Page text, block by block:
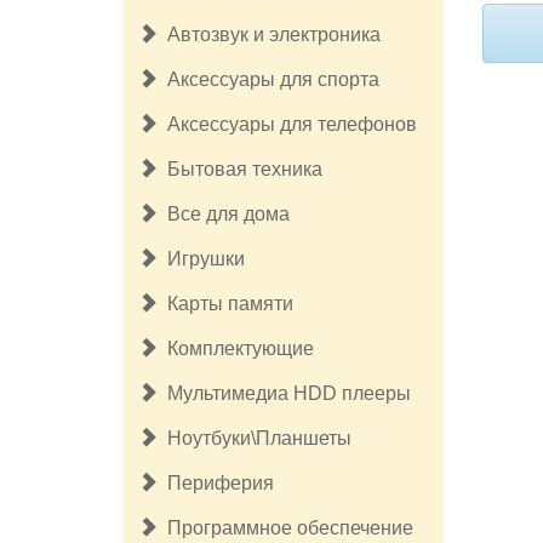
Автозвук и электроника
Аксессуары для спорта
Аксессуары для телефонов
Бытовая техника
Все для дома
Игрушки
Карты памяти
Комплектующие
Мультимедиа HDD плееры
Ноутбуки\Планшеты
Периферия
Программное обеспечение